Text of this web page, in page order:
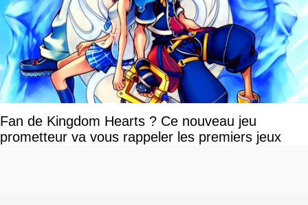
Fan de Kingdom Hearts ? Ce nouveau jeu
prometteur va vous rappeler les premiers jeux